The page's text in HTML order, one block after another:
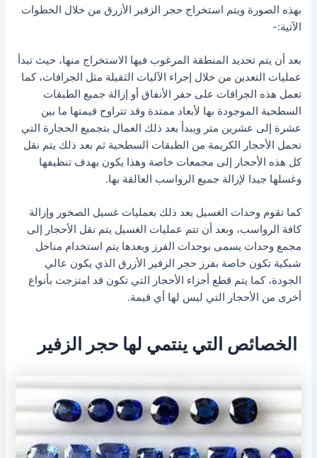
بهذه الصورة ويتم استخراج حجر الزفير الأزرق من خلال الخطوات
الآتية:-
بعد أن يتم تحديد المنطقة المرغوب فيها الاستخراج منها، حيث تبدأ
عمليات التعدين من خلال إجراء الآليات الثقيلة مثل الجرافات، كما
تعمل هذه الجرافات على حفر الأنفاق أو إزالة جميع الطبقات
السطحية الموجودة بها لأبعاد ممتدة وقد تتراوح قيمتها ما بين
عشرة إلى عشرين متر ويبدأ بعد ذلك العمال بتجميع الحجارة التي
تحمل الأحجار الكريمة من الطبقات السطحية ثم بعد ذلك يتم نقل
كل هذه الأحجار إلى مجمعات خاصة وهذا يكون بهدف تنظيفها
وغسلها جيدا لإزالة جميع الرواسب العالقة بها.
كما تقوم وحدات الغسيل بعد ذلك بعمليات غسيل الصخور وإزالة
كافة الرواسب، وبعد أن تتم عمليات الغسيل يتم نقل الأحجار إلى
مجمع وحدات يسمى بوحدات الفرز وبعدها يتم استخدام مناخل
شبكية تكون خاصة بفرز حجر الزفير الأزرق الذي يكون عالي
الجودة، كما يتم قطع أجزاء الأحجار التي تكون قد امتزجت بأنواع
أخرى من الأحجار التي ليس لها أي قيمة.
الخصائص التي ينتمي لها حجر الزفير